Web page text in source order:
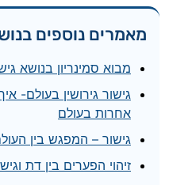
מאמרים נוספים
מבוא סמינריון בנושא
גישור גירושין בעולם-
אחרות בעולם
גישור – המפגש בין
זיהוי הפערים בין דת